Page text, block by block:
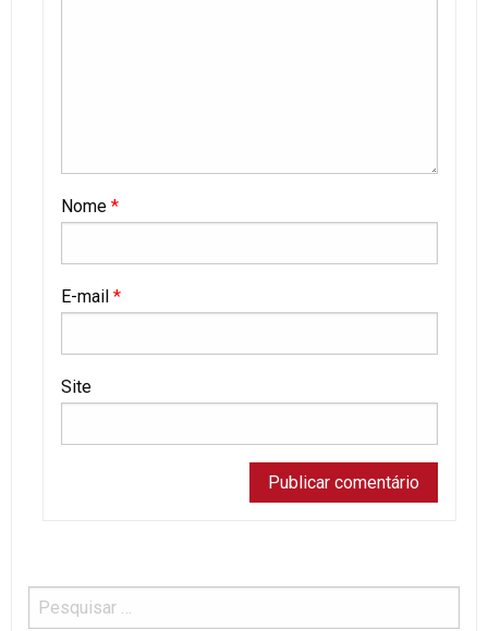
Nome *
E-mail *
Site